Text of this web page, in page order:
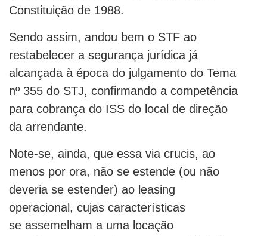
Constituição de 1988.
Sendo assim, andou bem o STF ao
restabelecer a segurança jurídica já
alcançada à época do julgamento do Tema
nº 355 do STJ, confirmando a competência
para cobrança do ISS do local de direção
da arrendante.
Note-se, ainda, que essa via crucis, ao
menos por ora, não se estende (ou não
deveria se estender) ao leasing
operacional, cujas características
se assemelham a uma locação